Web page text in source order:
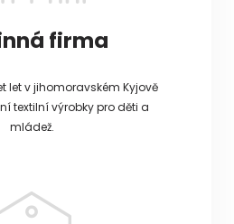
firma
let v jihomoravském Kyjově
textilní výrobky pro děti a
mládež.